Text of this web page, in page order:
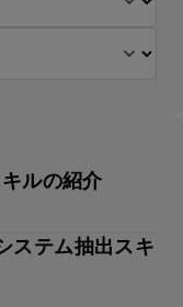
ルの紹介
ステム抽出スキ